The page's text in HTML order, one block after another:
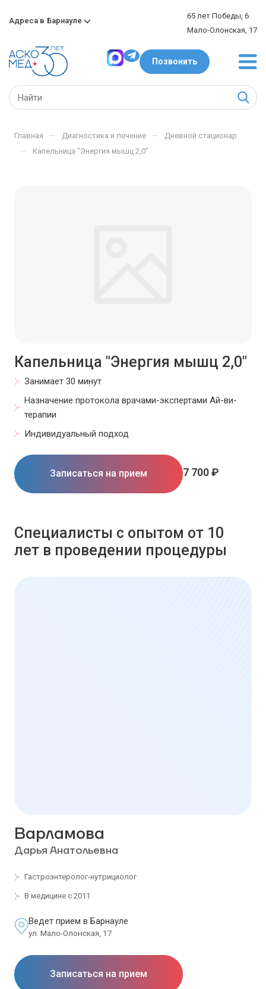
Адреса в Барнауле
65 лет Победы, 6
Мало-Олонская, 17
Позвонить
Главная — Диагностика и лечение — Дневной стационар
— Капельница "Энергия мышц 2,0"
Капельница "Энергия мышц 2,0"
Занимает 30 минут
Назначение протокола врачами-экспертами Ай-ви-
терапии
Индивидуальный подход
Записаться на прием 7 700 ₽
Специалисты с опытом от 10
лет в проведении процедуры
Варламова
Дарья Анатольевна
Гастроэнтеролог-нутрициолог
В медицине с 2011
Ведет прием в Барнауле
ул. Мало-Олонская, 17
Записаться на прием